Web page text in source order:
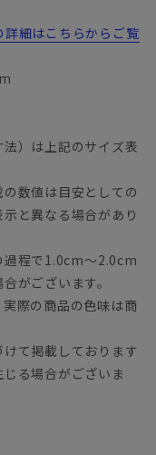
詳細はこちらからご覧
）は上記のサイズ表
数値は目安としての
と異なる場合があり
過程で1.0cm～2.0cm
がございます。
際の商品の色味は商
て掲載しております
る場合がございま